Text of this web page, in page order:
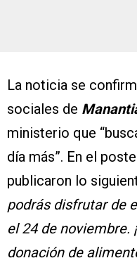
La noticia se
sociales de
ministerio que
día más”. En el
publicaron lo
podrás disfrutar de
el 24 de noviembre.
donación de